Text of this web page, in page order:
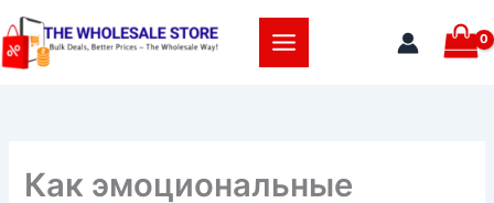
Skip
to
content
Как эмоциональные